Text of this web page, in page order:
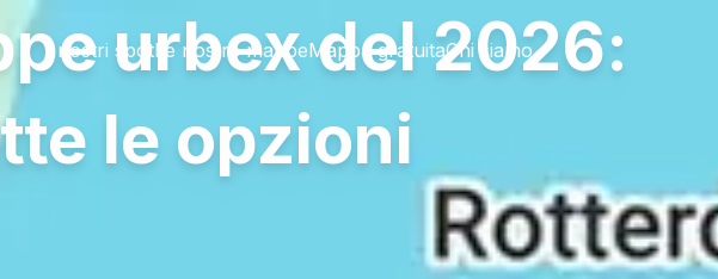
I nostri spotLe nostre mappeMappa gratuitaChi siamo
urbex del 2026:
le opzioni